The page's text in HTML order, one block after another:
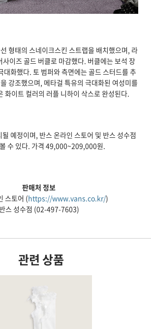
형태의 스네이크스킨 스트랩을 배치했으며, 라
사이즈 골드 버클로 마감했다. 버클에는 보석 장
대화했다. 토 범퍼와 측면에는 골드 스터드를 추
강조했으며, 메타걸 특유의 극대화된 여성미를
화이트 컬러의 러플 니하이 삭스로 완성된다.
예정이며, 반스 온라인 스토어 및 반스 성수점
수 있다. 가격 49,000~209,000원.
판매처 정보
스토어 (https://www.vans.co.kr/)
반스 성수점 (02-497-7603)
관련 상품